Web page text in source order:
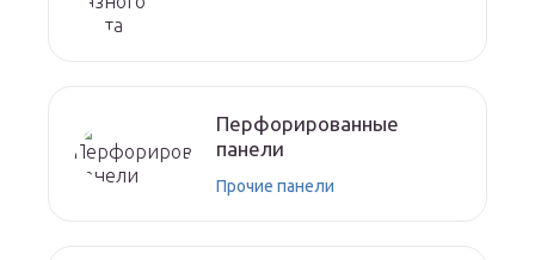
Перфорированные
панели
Прочие панели